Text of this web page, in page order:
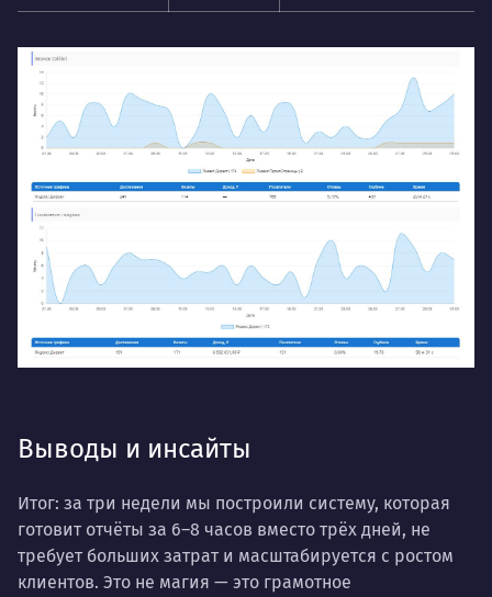
Выводы и инсайты
Итог: за три недели мы построили систему, которая
готовит отчёты за 6–8 часов вместо трёх дней, не
требует больших затрат и масштабируется с ростом
клиентов. Это не магия — это грамотное